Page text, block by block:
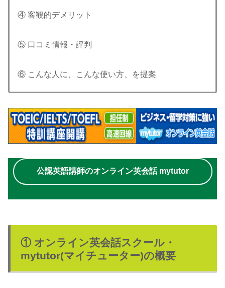
④ 客観的デメリット
⑤ 口コミ情報・評判
⑥ こんな人に、こんな使い方、を提案
公認英語講師のオンライン英会話 mytutor
① オンライン英会話スクール・
mytutor(マイチューター)の概要